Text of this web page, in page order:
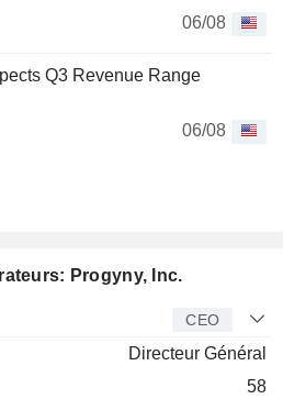
06/08
Q3 Revenue Range
06/08
Progyny, Inc.
CEO
Directeur Général
58